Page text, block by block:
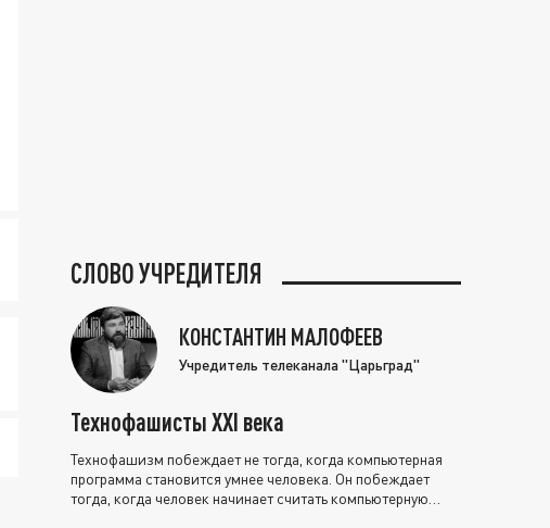
СЛОВО УЧРЕДИТЕЛЯ
КОНСТАНТИН МАЛОФЕЕВ
Учредитель телеканала "Царьград"
Технофашисты XXI века
Технофашизм побеждает не тогда, когда компьютерная
программа становится умнее человека. Он побеждает
тогда, когда человек начинает считать компьютерную